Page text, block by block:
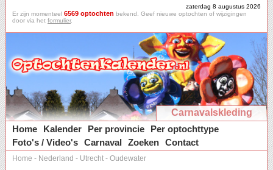
zaterdag 8 augustus 2026
Er zijn momenteel 6569 optochten bekend. Geef nieuwe optochten of wijzigingen
door via het formulier.
Carnavalskleding
Home
Kalender Per provincie
Per optochttype
Foto's / Video's Carnaval Zoeken Contact
Home - Nederland - Utrecht - Oudewater